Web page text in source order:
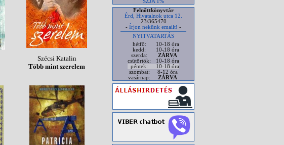
Szécsi Katalin
Több mint szerelem
SZJA 1%
Felnőttkönyvtár
Érd, Hivatalnok utca 12.
23/365470
- Írjon nekünk emailt! -
NYITVATARTÁS
hétfő:
10-18 óra
kedd:
10-18 óra
szerda:
ZÁRVA
csütörtök:
10-18 óra
péntek:
10-18 óra
szombat:
8-12 óra
vasárnap:
ZÁRVA